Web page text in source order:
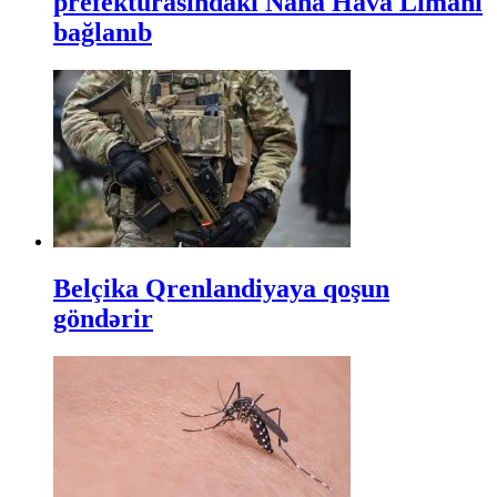
bağlanıb
Belçika Qrenlandiyaya qoşun
göndərir